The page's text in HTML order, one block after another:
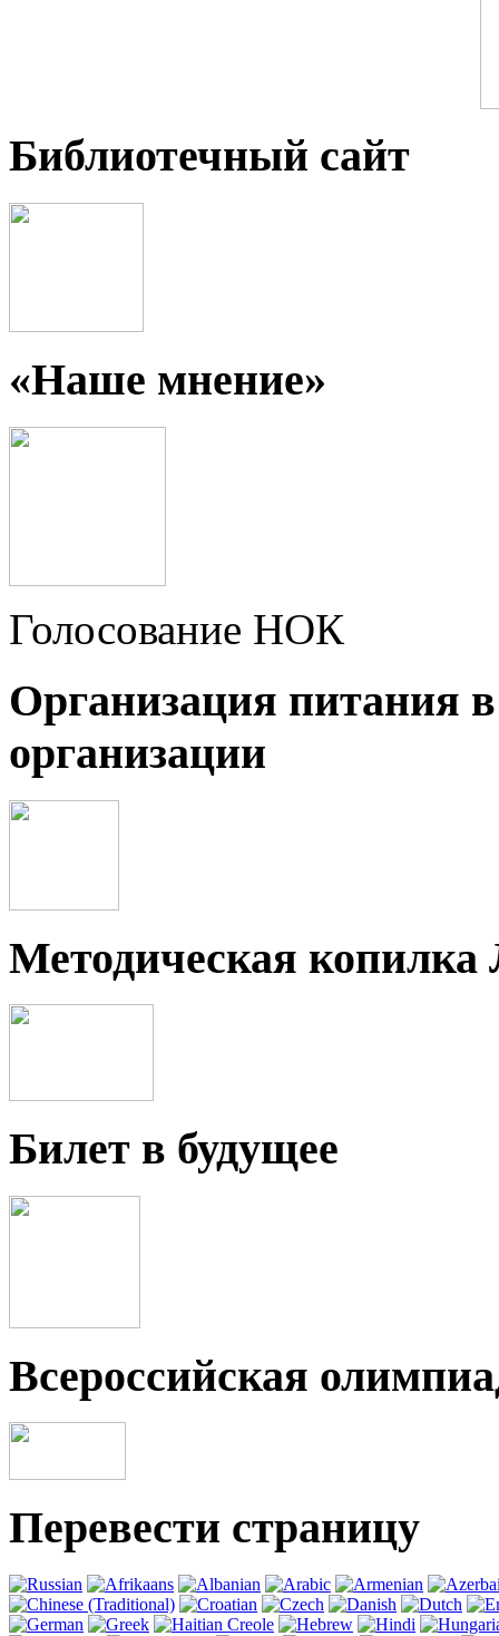
Библиотечный сайт
«Наше мнение»
Голосование НОК
Организация питания
организации
Методическая
Билет в будущее
Всероссийская
Перевести страницу